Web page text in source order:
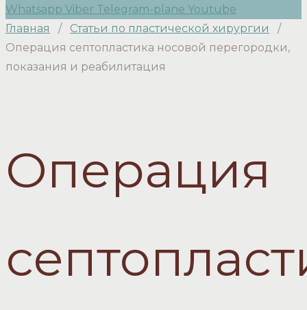
Whatsapp Viber Telegram-plane Youtube
Главная
/ Статьи по пластической хирургии
/
Операция септопластика носовой перегородки,
показания и реабилитация
Операция